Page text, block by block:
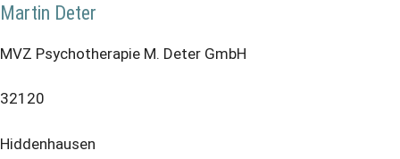
Martin Deter
MVZ Psychotherapie M. Deter GmbH
32120
Hiddenhausen